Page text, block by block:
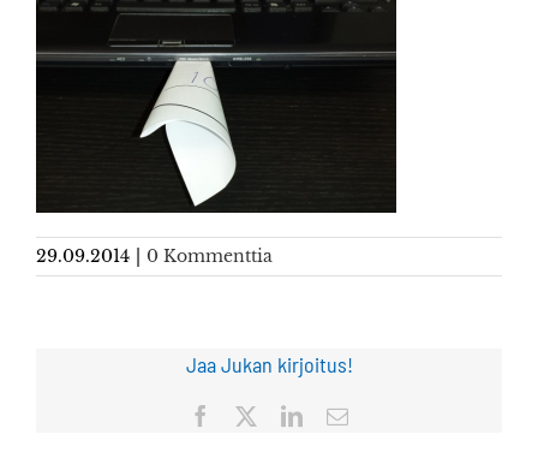
29.09.2014 0 Kommenttia
Jaa Jukan kirjoitus!
Facebook LinkedInSähköposti